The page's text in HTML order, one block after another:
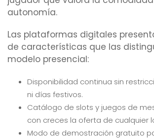
autonomía.
Las plataformas digitales
de características que las
modelo presencial:
Disponibilidad continua sin
ni días festivos.
Catálogo de slots y juegos de
con creces la oferta de cualquier
Modo de demostración gratuito